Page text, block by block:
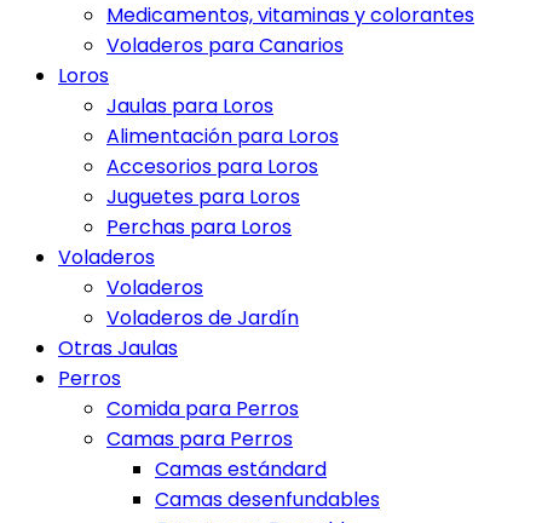
Medicamentos, vitaminas y colorantes
Voladeros para Canarios
Loros
Jaulas para Loros
Alimentación para Loros
Accesorios para Loros
Juguetes para Loros
Perchas para Loros
Voladeros
Voladeros
Voladeros de Jardín
Otras Jaulas
Perros
Comida para Perros
Camas para Perros
Camas estándard
Camas desenfundables